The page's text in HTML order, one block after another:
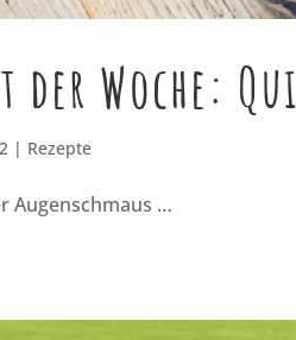
der Woche:
| Rezepte
Augenschmaus …